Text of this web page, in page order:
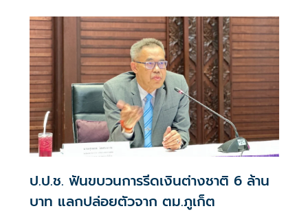
2568 โดยแก้ไขคะแนนสอบและเรียกรับเงินจากผู้สมัครสอบ
เพื่อช่วยเหลือใ
ป.ป.ช. ฟันขบวนการรีดเงินต่างชาติ 6 ล้าน
บาท แลกปล่อยตัวจาก ตม.ภูเก็ต